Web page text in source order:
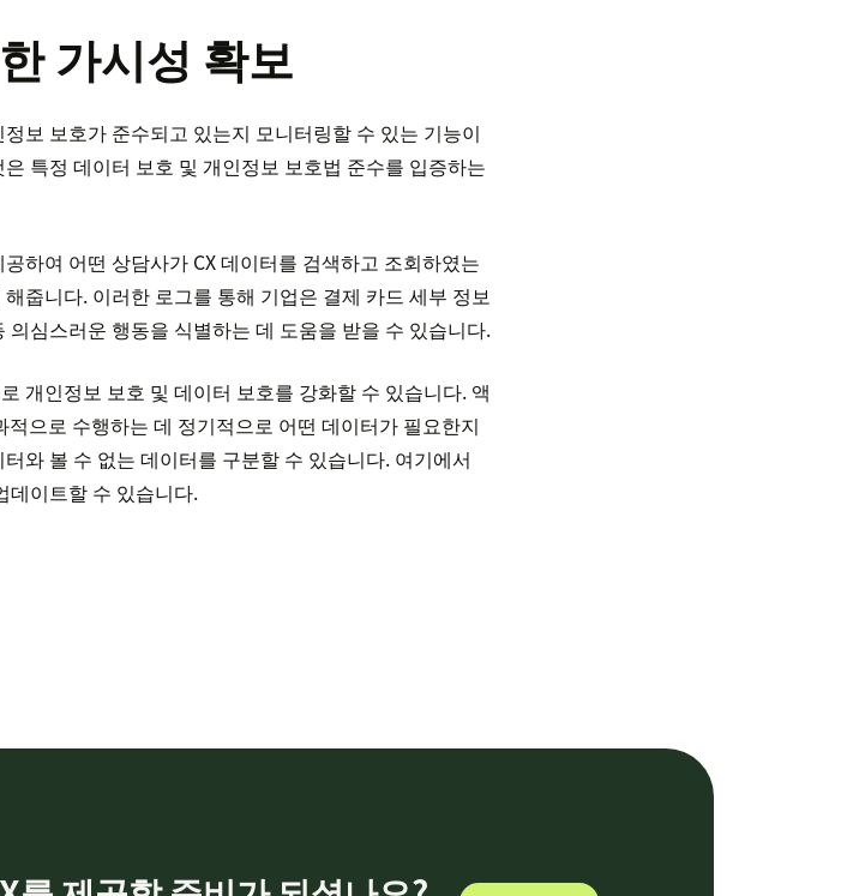
가시성 확보
보 보호가 준수되고 있는지 모니터링할 수 있는 기능이
특정 데이터 보호 및 개인정보 보호법 준수를 입증하는
하여 어떤 상담사가 CX 데이터를 검색하고 조회하였는
줍니다. 이러한 로그를 통해 기업은 결제 카드 세부 정보
심스러운 행동을 식별하는 데 도움을 받을 수 있습니다.
개인정보 보호 및 데이터 보호를 강화할 수 있습니다. 액
으로 수행하는 데 정기적으로 어떤 데이터가 필요한지
와 볼 수 없는 데이터를 구분할 수 있습니다. 여기에서
데이트할 수 있습니다.